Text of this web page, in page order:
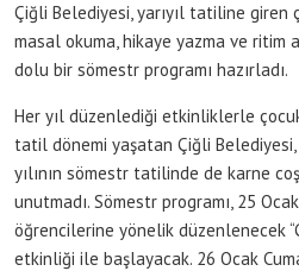
Çiğli Belediyesi, yarıyıl tatiline giren
masal okuma, hikaye yazma ve
dolu bir sömestr programı hazırladı.
Her yıl düzenlediği etkinliklerle
tatil dönemi yaşatan Çiğli
yılının sömestr tatilinde de karne
unutmadı. Sömestr programı, 25
öğrencilerine yönelik düzenlenecek
etkinliği ile başlayacak. 26 Ocak